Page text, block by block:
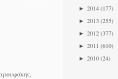
► 2014(177)
► 2013 (255)
► 2012(377)
► 2011 (610)
► 2010(24)